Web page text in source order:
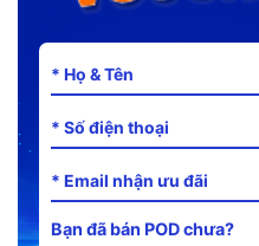
Bạn đã bán POD chưa?